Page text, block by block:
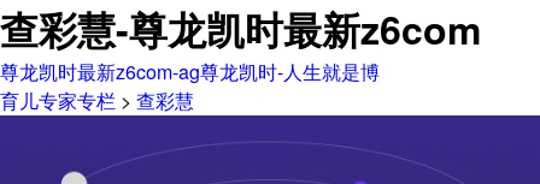
查彩慧-尊龙凯时最新z6com
尊龙凯时最新z6com-ag尊龙凯时-人生就是博
育儿专家专栏 > 查彩慧